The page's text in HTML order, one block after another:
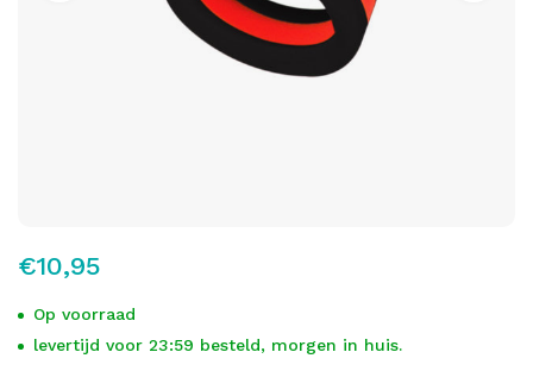
€10,95
Op voorraad
levertijd voor 23:59 besteld, morgen in huis.